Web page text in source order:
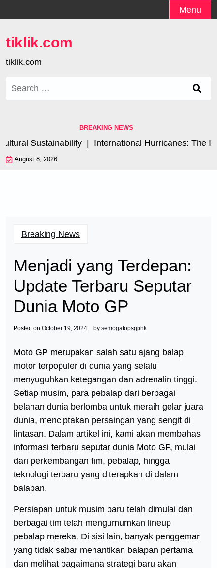
to
Menu
tiklik.com
tiklik.com
Search
BREAKING NEWS
Sustainability |International Hurricanes: The
August 8, 2026
Breaking News
Menjadi yang Terdepan:
Update Terbaru Seputar
Dunia Moto GP
Posted on October 19, 2024 by semogatopsgphk
Moto GP merupakan salah satu ajang balap
motor terpopuler di dunia yang selalu
menyuguhkan ketegangan dan adrenalin tinggi.
Setiap musim, para pebalap dari berbagai
belahan dunia berlomba untuk meraih gelar juara
dunia, menciptakan persaingan yang sengit di
lintasan. Dalam artikel ini, kami akan membahas
informasi terbaru seputar dunia Moto GP, mulai
dari perkembangan tim, pebalap, hingga
teknologi terbaru yang diterapkan di dalam
balapan.
Persiapan untuk musim baru telah dimulai dan
berbagai tim telah mengumumkan lineup
pebalap mereka. Di sisi lain, banyak penggemar
yang tidak sabar menantikan balapan pertama
dan melihat bagaimana strategi baru akan